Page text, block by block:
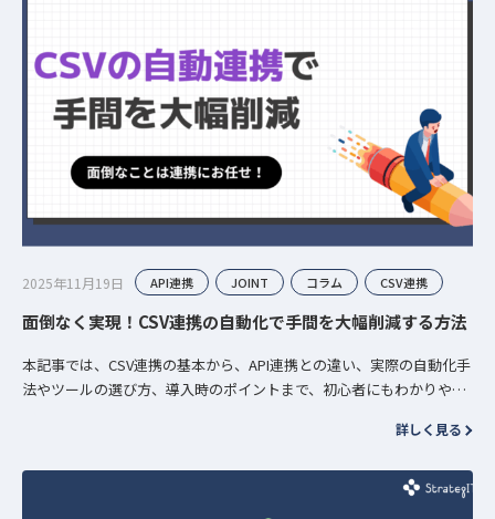
2025年11月19日 API連携 JOINT コラム CSV連携
面倒なく実現！CSV連携の自動化で手間を大幅削減する方法
本記事では、CSV連携の基本から、API連携との違い、実際の自動化手
法やツールの選び方、導入時のポイントまで、初心者にもわかりやす
詳しく見る